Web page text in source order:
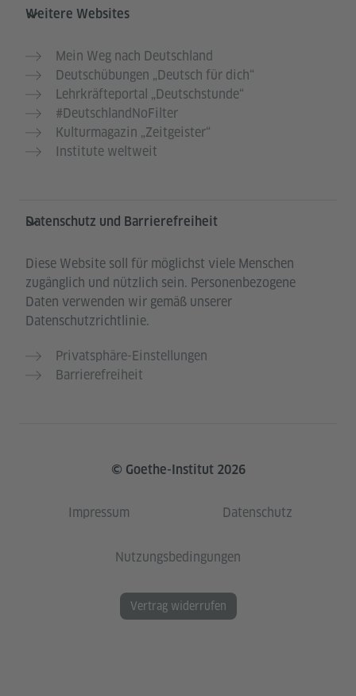
Weitere Websites
Mein Weg nach Deutschland
Deutschübungen „Deutsch für dich“
Lehrkräfteportal „Deutschstunde“
#DeutschlandNoFilter
Kulturmagazin „Zeitgeister“
Institute weltweit
Datenschutz und Barrierefreiheit
Diese Website soll für möglichst viele Menschen
zugänglich und nützlich sein. Personenbezogene
Daten verwenden wir gemäß unserer
Datenschutzrichtlinie.
Privatsphäre-Einstellungen
Barrierefreiheit
© Goethe-Institut 2026
Impressum Datenschutz
Nutzungsbedingungen
Vertrag widerrufen